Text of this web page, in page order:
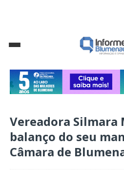
Vereadora Silmara
balanço do seu
Câmara de